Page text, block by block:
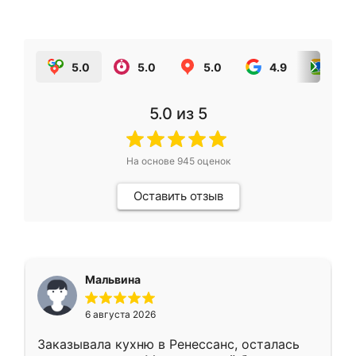
5.0 5.0 5.0 4.9
5.0 из 5
На основе 945оценок
Оставить отзыв
Мальвина
6 августа 2026
Заказывала кухню в Ренессанс, осталась